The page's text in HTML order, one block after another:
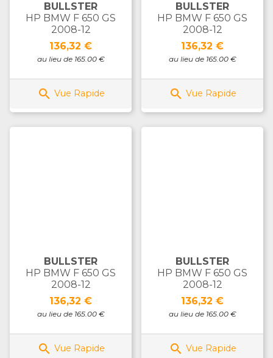
BULLSTER
HP BMW F 650 GS
2008-12
Prix
136,32 €
au lieu de 165.00 €
 Vue Rapide
BULLSTER
HP BMW F 650 GS
2008-12
Prix
136,32 €
au lieu de 165.00 €
 Vue Rapide
BULLSTER
HP BMW F 650 GS
2008-12
Prix
136,32 €
au lieu de 165.00 €
 Vue Rapide
BULLSTER
HP BMW F 650 GS
2008-12
Prix
136,32 €
au lieu de 165.00 €
 Vue Rapide